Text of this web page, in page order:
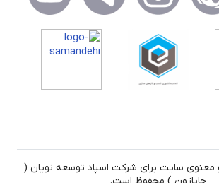
معنوی سایت برای شرکت اسپاد توسعه نویان (